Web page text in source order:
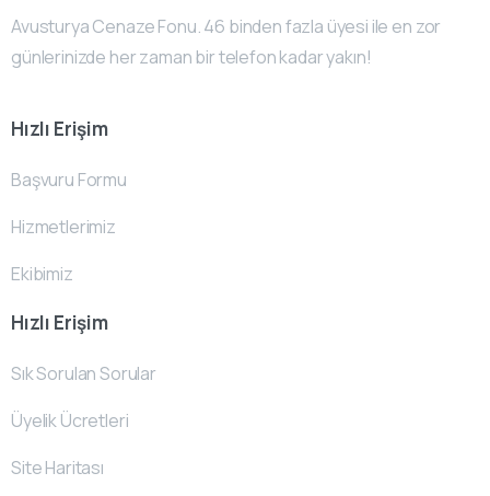
Avusturya Cenaze Fonu. 46 binden fazla üyesi ile en zor
günlerinizde her zaman bir telefon kadar yakın!
Hızlı Erişim
Başvuru Formu
Hizmetlerimiz
Ekibimiz
Hızlı Erişim
Sık Sorulan Sorular
Üyelik Ücretleri
Site Haritası